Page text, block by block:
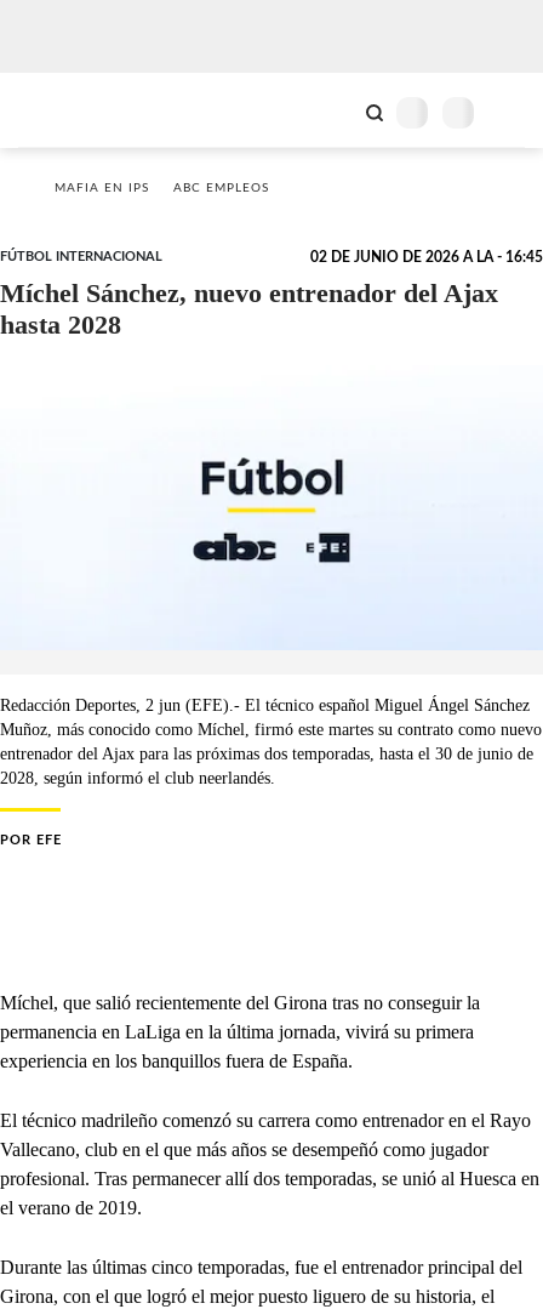
MAFIA EN IPS ABC EMPLEOS
FÚTBOL INTERNACIONAL 02 DE JUNIO DE 2026 A LA - 16:45
Míchel Sánchez, nuevo entrenador del Ajax
hasta 2028
Redacción Deportes, 2 jun (EFE).- El técnico español Miguel Ángel Sánchez
Muñoz, más conocido como Míchel, firmó este martes su contrato como nuevo
entrenador del Ajax para las próximas dos temporadas, hasta el 30 de junio de
2028, según informó el club neerlandés.
POR EFE
Míchel, que salió recientemente del Girona tras no conseguir la
permanencia en LaLiga en la última jornada, vivirá su primera
experiencia en los banquillos fuera de España.
El técnico madrileño comenzó su carrera como entrenador en el Rayo
Vallecano, club en el que más años se desempeñó como jugador
profesional. Tras permanecer allí dos temporadas, se unió al Huesca en
el verano de 2019.
Durante las últimas cinco temporadas, fue el entrenador principal del
Girona, con el que logró el mejor puesto liguero de su historia, el